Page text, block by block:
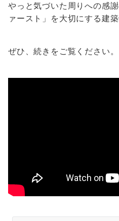
やっと気づいた周りへの感
ァースト」を大切にする建
ぜひ、続きをご覧ください。